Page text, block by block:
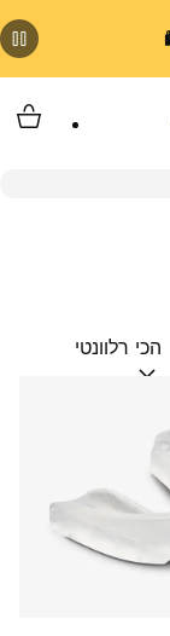
מיין לפי:(optional)